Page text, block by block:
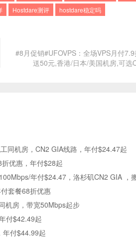
Hostdare测评 hostdare稳定吗
#8月促销#UFOVPS：全场VPS月付
送50元,香港/日本/美国机房,可选
同机房，CN2 GIA线路，年付$24.47起
优惠，年付$28起
年付$24.47，洛杉矶CN2 GIA ，
套餐68折优惠
机房，带宽50Mbps起步
付$42.49起
年付$44.99起